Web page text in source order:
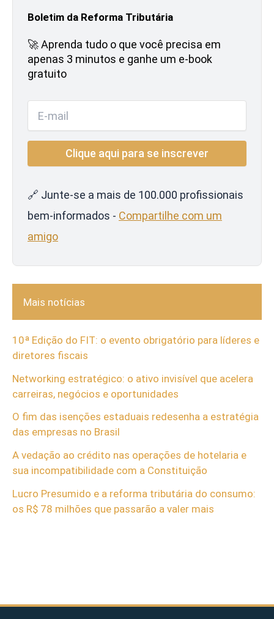
Boletim da Reforma Tributária
🚀 Aprenda tudo o que você precisa em
apenas 3 minutos e ganhe um e-book
gratuito
🔗 Junte-se a mais de 100.000 profissionais
bem-informados - Compartilhe com um
amigo
Mais notícias
10ª Edição do FIT: o evento obrigatório para líderes e
diretores fiscais
Networking estratégico: o ativo invisível que acelera
carreiras, negócios e oportunidades
O fim das isenções estaduais redesenha a estratégia
das empresas no Brasil
A vedação ao crédito nas operações de hotelaria e
sua incompatibilidade com a Constituição
Lucro Presumido e a reforma tributária do consumo:
os R$ 78 milhões que passarão a valer mais